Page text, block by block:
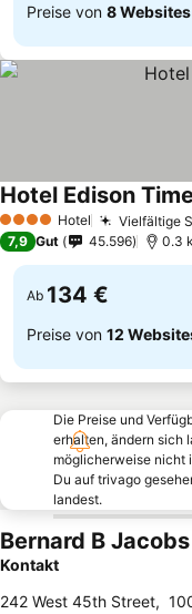
Preise von 8 Websites
4 Sterne Hotel Vielfältige
Hotel Edison
7,9 Gut 45.596 0.3
Ab 134 €
Preise von 12
Die Preise und
erhalten, ändern sich
möglicherweise nicht
Du auf trivago
landest.
Bernard B
Kontakt
242 West 45th Street,